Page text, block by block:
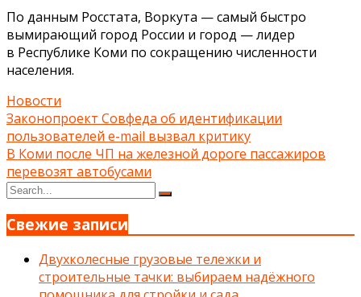
По данным Росстата, Воркута — самый быстро
вымирающий город России и город — лидер
в Республике Коми по сокращению численности
населения.
Новости
Навигация
по
записям
Законопроект Совфеда об идентификации
пользователей e-mail вызвал критику
В Коми после ЧП на железной дороге пассажиров
перевозят автобусами
Search
Search
Свежие записи
Двухколесные грузовые тележки и
строительные тачки: выбираем надёжного